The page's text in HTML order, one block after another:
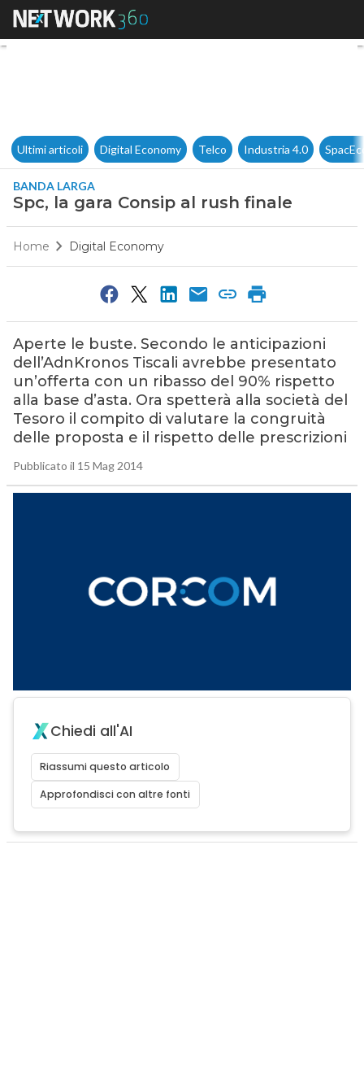
Spc, la gara Consip al rush
Ultimi articoli Digital Economy Telco Industria 4.0
BANDA LARGA
Spc, la gara Consip al rush finale
Home Digital Economy
Aperte le buste. Secondo le anticipazioni
dell’AdnKronos Tiscali avrebbe presentato
un’offerta con un ribasso del 90% rispetto
alla base d’asta. Ora spetterà alla società del
Tesoro il compito di valutare la congruità
delle proposta e il rispetto delle prescrizioni
Pubblicato il 15 Mag 2014
Chiedi all'AI
Riassumi questo articolo
Approfondisci con altre fonti